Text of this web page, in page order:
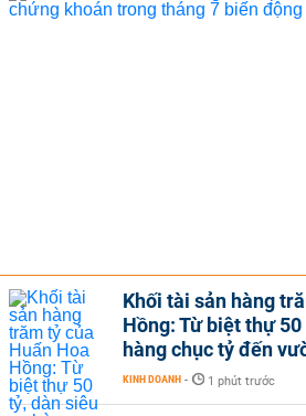
Khối tài sản hàng
Hồng: Từ biệt thự
hàng chục tỷ đến
KINH DOANH - 1 phút trước